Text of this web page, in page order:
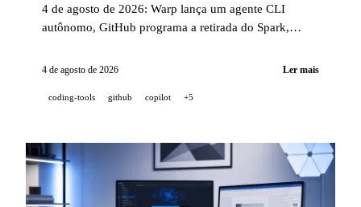
4 de agosto de 2026: Warp lança um agente CLI
autônomo, GitHub programa a retirada do Spark,
revela Alpamayo 2 Super e Mistral lança Shieldstral,
4 de agosto de 2026 Ler mais
coding-tools github copilot +5